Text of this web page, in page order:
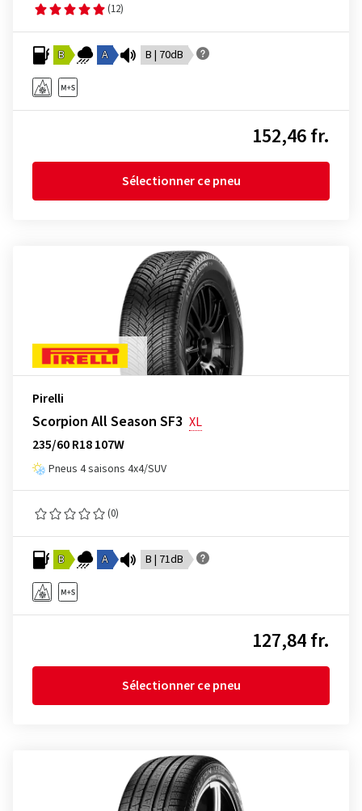
(12)
B A B | 70dB
152,46 fr.
Sélectionner ce pneu
Pirelli
Scorpion All Season SF3 XL
235/60 R18 107W
Pneus 4 saisons 4x4/SUV
(0)
B A B | 71dB
127,84 fr.
Sélectionner ce pneu